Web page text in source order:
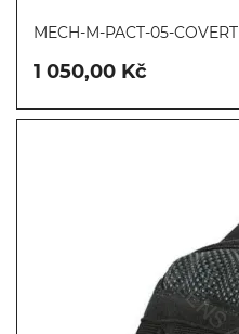
MECH-M-PACT-05-COVERT
1 050,00 Kč